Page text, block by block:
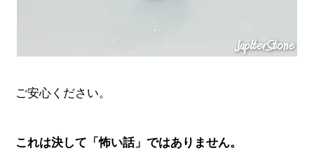
ご安心ください。
これは決して「怖い話」ではありません。